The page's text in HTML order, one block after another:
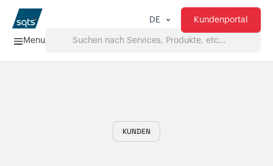
Menu
DE Kundenportal
KUNDEN